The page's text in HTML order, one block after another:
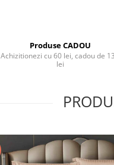
Produse CADOU
Achizitionezi cu 60 lei, cadou de
lei